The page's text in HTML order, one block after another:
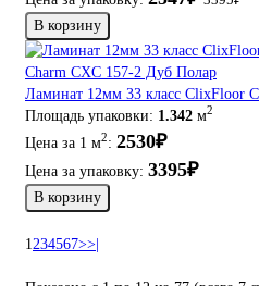
В корзину
Ламинат 12мм 33 класс ClixFloor
Площадь упаковки: 1.342 м2
Цена за 1 м2: 2530₽
Цена за упаковку: 3395₽
В корзину
1 234567>>|